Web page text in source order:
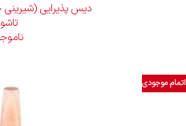
دیس پذیرایی
اتمام موجودی